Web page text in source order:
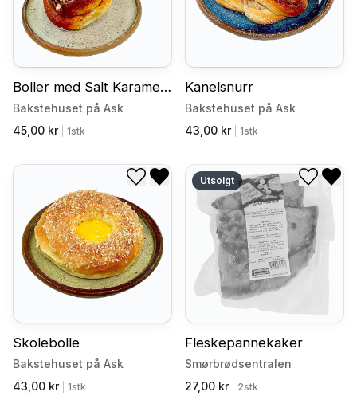
Boller med Salt Karamell
og Pekan
Bakstehuset på Ask
45,00 kr
1stk
Kanelsnurr
Bakstehuset på Ask
43,00 kr
1stk
Skolebolle
Bakstehuset på Ask
43,00 kr
1stk
Legg til i ønskeliste
Fjern fra ønskeliste
Utsolgt
Fleskepannekaker
Smørbrødsentralen
27,00 kr
2stk